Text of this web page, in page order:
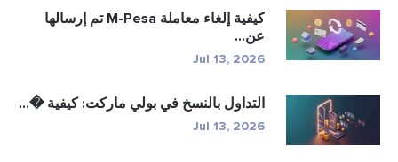
كيفية إلغاء معاملة M-Pesa تم إرسالها
عن...
Jul 13, 2026
التداول بالنسخ في بولي ماركت: كيفية �...
Jul 13, 2026